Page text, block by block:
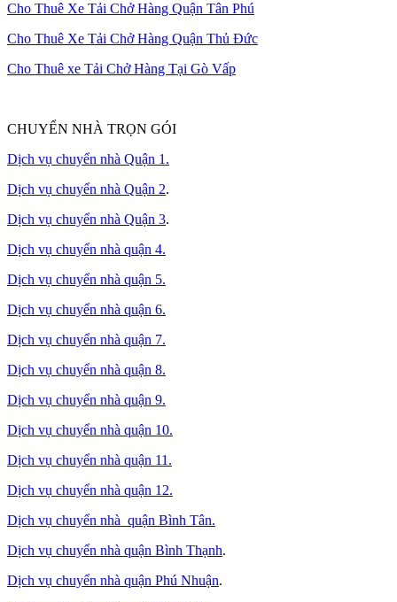
Cho Thuê Xe Tải Chở Hàng Quận Tân Phú
Cho Thuê Xe Tải Chở Hàng Quận Thủ Đức
Cho Thuê xe Tải Chở Hàng Tại Gò Vấp
CHUYỂN NHÀ TRỌN GÓI
Dịch vụ chuyển nhà Quận 1.
Dịch vụ chuyển nhà Quận 2.
Dịch vụ chuyển nhà Quận 3.
Dịch vụ chuyển nhà quận 4.
Dịch vụ chuyển nhà quận 5.
Dịch vụ chuyển nhà quận 6.
Dịch vụ chuyển nhà quận 7.
Dịch vụ chuyển nhà quận 8.
Dịch vụ chuyển nhà quận 9.
Dịch vụ chuyển nhà quận 10.
Dịch vụ chuyển nhà quận 11.
Dịch vụ chuyển nhà quận 12.
Dịch vụ chuyển nhà quận Bình Tân.
Dịch vụ chuyển nhà quận Bình Thạnh.
Dịch vụ chuyển nhà quận Phú Nhuận.